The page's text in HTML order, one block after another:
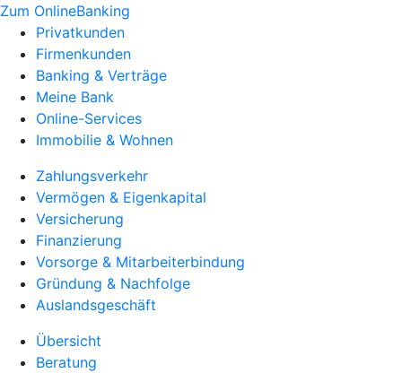
Zum OnlineBanking
Privatkunden
Firmenkunden
Banking & Verträge
Meine Bank
Online-Services
Immobilie & Wohnen
Zahlungsverkehr
Vermögen & Eigenkapital
Versicherung
Finanzierung
Vorsorge & Mitarbeiterbindung
Gründung & Nachfolge
Auslandsgeschäft
Übersicht
Beratung